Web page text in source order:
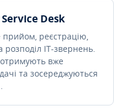
Desk
реєстрацію,
розподіл IT-звернень.
вже
та зосереджуються